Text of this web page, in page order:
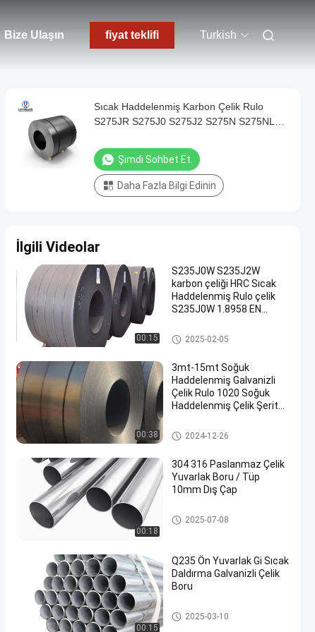
Bize Ulaşın fiyat teklifi Turkish
Sıcak Haddelenmiş Karbon Çelik Rulo
S275JR S275J0 S275J2 S275N S275NL
Şimdi Sohbet Et.
Daha Fazla Bilgi Edinin
İlgili Videolar
00:15
S235J0W S235J2W
karbon çeliği HRC Sıcak
Haddelenmiş Rulo çelik
S235J0W 1.8958 EN
Karbon çelik bobini
2025-02-05
00:38
3mt-15mt Soğuk
Haddelenmiş Galvanizli
Çelik Rulo 1020 Soğuk
Haddelenmiş Çelik Şerit
Karbon çelik bobini
2024-12-26
00:18
304 316 Paslanmaz Çelik
Yuvarlak Boru / Tüp
10mm Dış Çap
Karbon Çelik Boru
2025-07-08
00:15
Q235 Ön Yuvarlak Gi Sıcak
Daldırma Galvanizli Çelik
Boru
Galvanizli Çelik Boru Boru
2025-03-10